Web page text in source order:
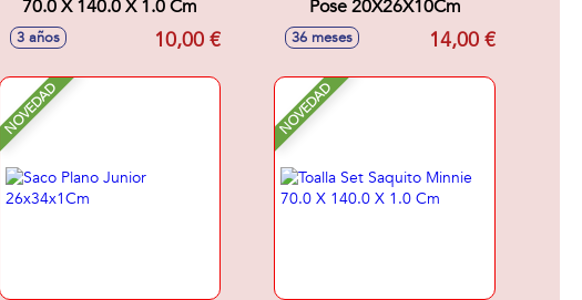
70.0 X 140.0 X 1.0 Cm
3 años 10,00 €
Pose 20X26X10Cm
36 meses 14,00 €
NOVEDAD NOVEDAD